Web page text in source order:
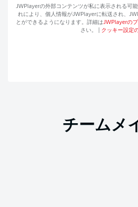
JWPlayerの外部コンテンツが私に表示される可
れにより、個人情報がJWPlayerに転送され、
とができるようになります。詳細はJWPlayerの
さい。
クッキー設定
チームメ